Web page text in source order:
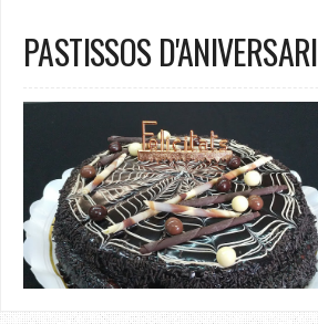
PASTISSOS D'ANIVERSARI